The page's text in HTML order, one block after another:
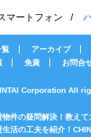
マートフォン
覧 アーカイブ
免責 お問合
Corporation All
物件の疑問解決！教えて
生活の工夫を紹介！